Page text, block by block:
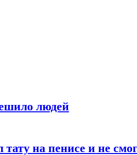
людей
на пенисе и не